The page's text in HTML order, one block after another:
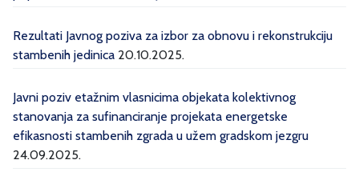
Rezultati Javnog poziva za izbor za obnovu i rekonstrukciju
stambenih jedinica 20.10.2025.
Javni poziv etažnim vlasnicima objekata kolektivnog
stanovanja za sufinanciranje projekata energetske
efikasnosti stambenih zgrada u užem gradskom jezgru
24.09.2025.